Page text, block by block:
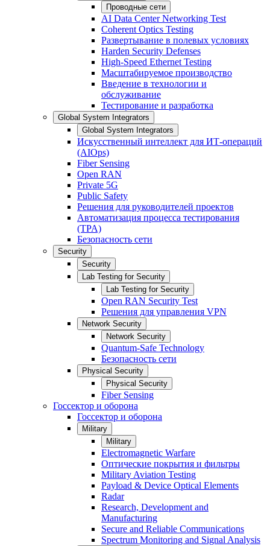
Проводные сети
AI Data Center Networking Test
Coherent Optics Testing
Развертывание в полевых условиях
Harden Security Defenses
High-Speed Ethernet Testing
Масштабируемое производство
Введение в технологии и
обслуживание
Тестирование и разработка
Global System Integrators
Global System Integrators
Искусственный интеллект для ИТ-операций
(AIOps)
Fiber Sensing
Open RAN
Private 5G
Public Safety
Решения для руководителей проектов
Автоматизация процесса тестирования
(TPA)
Безопасность сети
Security
Security
Lab Testing for Security
Lab Testing for Security
Open RAN Security Test
Решения для управления VPN
Network Security
Network Security
Quantum-Safe Technology
Безопасность сети
Physical Security
Physical Security
Fiber Sensing
Госсектор и оборона
Госсектор и оборона
Military
Military
Electromagnetic Warfare
Оптические покрытия и фильтры
Military Aviation Testing
Payload & Device Optical Elements
Radar
Research, Development and
Manufacturing
Secure and Reliable Communications
Spectrum Monitoring and Signal Analysis